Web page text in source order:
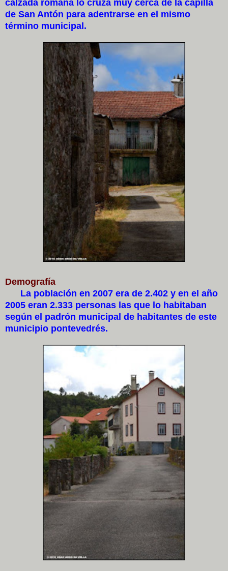
calzada romana lo cruza muy cerca de la capilla
de San Antón para adentrarse en el mismo
término municipal.
Demografía
La población en 2007 era de 2.402 y en el año
2005 eran 2.333 personas las que lo habitaban
según el padrón municipal de habitantes de este
municipio pontevedrés.